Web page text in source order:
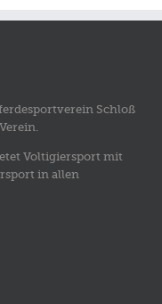
Schloß
Voltigiersport mit
in allen